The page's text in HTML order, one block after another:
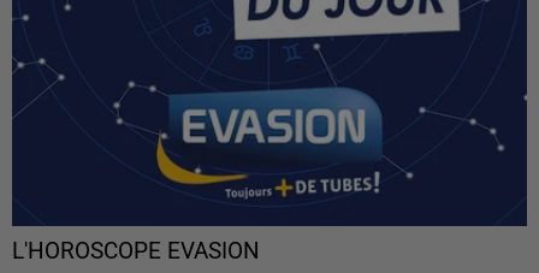
L'HOROSCOPE EVASION